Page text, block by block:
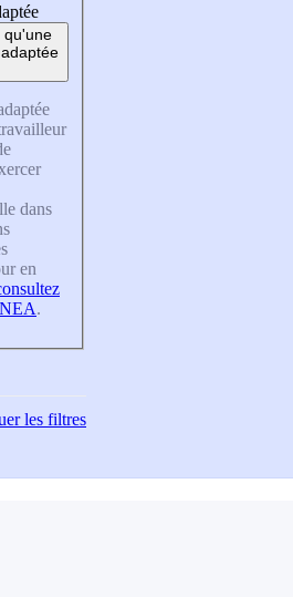
qu'une
dans
en
.
les filtres